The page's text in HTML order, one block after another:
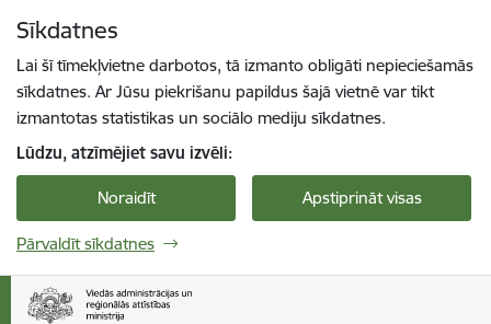
Sīkdatnes
Lai šī tīmekļvietne darbotos, tā izmanto obligāti nepieciešamās
sīkdatnes. Ar Jūsu piekrišanu papildus šajā vietnē var tikt
izmantotas statistikas un sociālo mediju sīkdatnes.
Lūdzu, atzīmējiet savu izvēli:
Noraidīt Apstiprināt visas
Pārvaldīt sīkdatnes